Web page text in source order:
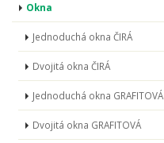
Okna
Jednoduchá okna ČIRÁ
Dvojitá okna ČIRÁ
Jednoduchá okna GRAFITOVÁ
Dvojitá okna GRAFITOVÁ